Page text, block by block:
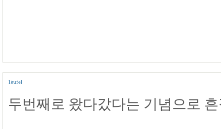
Teufel
두번째로 왔다갔다는 기념으로